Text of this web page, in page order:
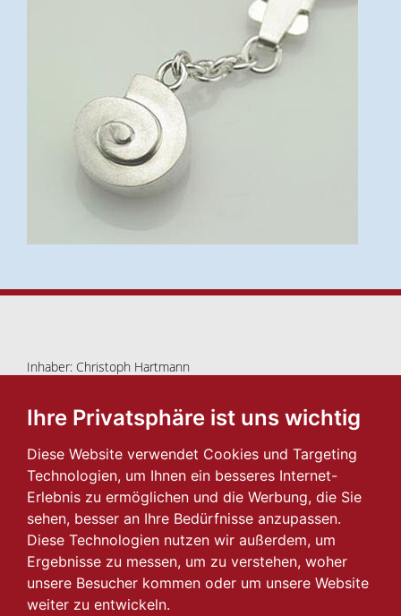
Ihre Privatsphäre ist uns wichtig
Diese Website verwendet Cookies und Targeting
Technologien, um Ihnen ein besseres Internet-
Erlebnis zu ermöglichen und die Werbung, die Sie
sehen, besser an Ihre Bedürfnisse anzupassen.
Diese Technologien nutzen wir außerdem, um
Ergebnisse zu messen, um zu verstehen, woher
unsere Besucher kommen oder um unsere Website
weiter zu entwickeln.
Inhaber: Christoph Hartmann
089/18 44 65
ImpressumIDatenschutz
Navigation
Schmuckimpressionen
Trauringwelten
2026 © Herzkönig